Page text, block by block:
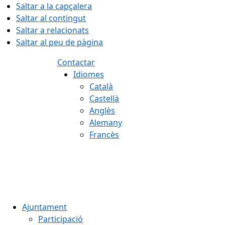
Saltar a la capçalera
Saltar al contingut
Saltar a relacionats
Saltar al peu de pàgina
Contactar
Idiomes
Català
Castellà
Anglès
Alemany
Francès
Ajuntament
Participació